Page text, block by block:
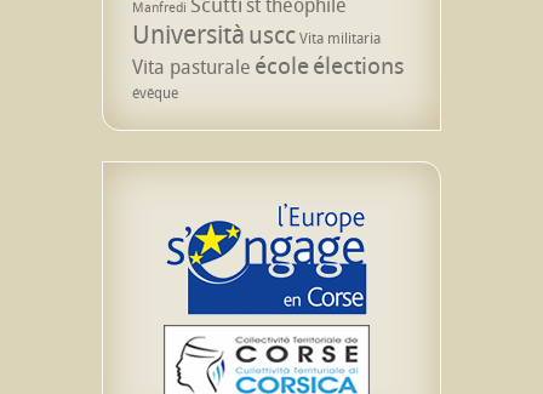
Manfredi
UniversitàusccVita militaria
Vita pasturale écoleélections
évêque